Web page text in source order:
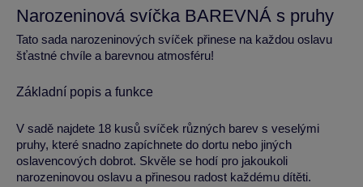
Narozeninová svíčka BAREVNÁ s pruhy
Tato sada narozeninových svíček přinese na každou oslavu
šťastné chvíle a barevnou atmosféru!
Základní popis a funkce
V sadě najdete 18 kusů svíček různých barev s veselými
pruhy, které snadno zapíchnete do dortu nebo jiných
oslavencových dobrot. Skvěle se hodí pro jakoukoli
narozeninovou oslavu a přinesou radost každému dítěti.